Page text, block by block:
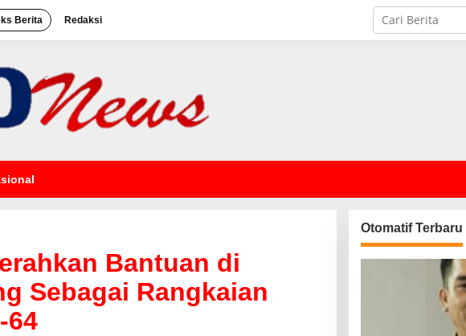
Berita Redaksi
Bantuan di
Sebagai Rangkaian
64
Otomatif Terbaru